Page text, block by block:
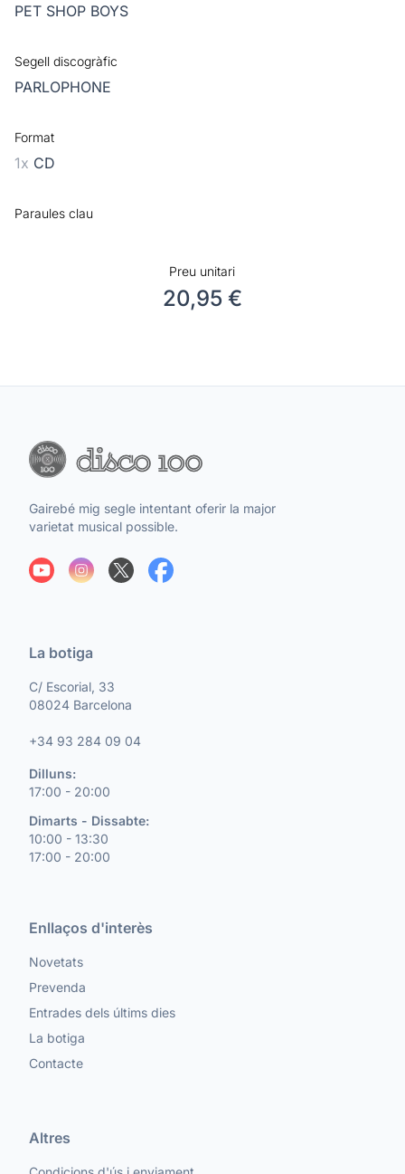
PET SHOP BOYS
Segell discogràfic
PARLOPHONE
Format
1x CD
Paraules clau
Preu unitari
20,95 €
Gairebé mig segle intentant oferir la major
varietat musical possible.
La botiga
C/ Escorial, 33
08024 Barcelona
+34 93 284 09 04
Dilluns:
17:00 - 20:00
Dimarts - Dissabte:
10:00 - 13:30
17:00 - 20:00
Enllaços d'interès
Novetats
Prevenda
Entrades dels últims dies
La botiga
Contacte
Altres